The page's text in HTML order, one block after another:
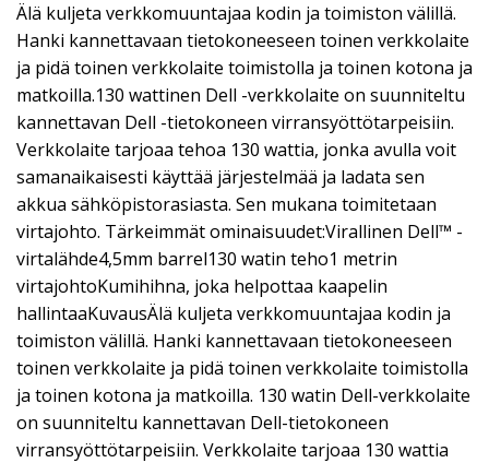
Älä kuljeta verkkomuuntajaa kodin ja toimiston välillä.
Hanki kannettavaan tietokoneeseen toinen verkkolaite
ja pidä toinen verkkolaite toimistolla ja toinen kotona ja
matkoilla.130 wattinen Dell -verkkolaite on suunniteltu
kannettavan Dell -tietokoneen virransyöttötarpeisiin.
Verkkolaite tarjoaa tehoa 130 wattia, jonka avulla voit
samanaikaisesti käyttää järjestelmää ja ladata sen
akkua sähköpistorasiasta. Sen mukana toimitetaan
virtajohto. Tärkeimmät ominaisuudet:Virallinen Dell™ -
virtalähde4,5mm barrel130 watin teho1 metrin
virtajohtoKumihihna, joka helpottaa kaapelin
hallintaaKuvausÄlä kuljeta verkkomuuntajaa kodin ja
toimiston välillä. Hanki kannettavaan tietokoneeseen
toinen verkkolaite ja pidä toinen verkkolaite toimistolla
ja toinen kotona ja matkoilla. 130 watin Dell-verkkolaite
on suunniteltu kannettavan Dell-tietokoneen
virransyöttötarpeisiin. Verkkolaite tarjoaa 130 wattia